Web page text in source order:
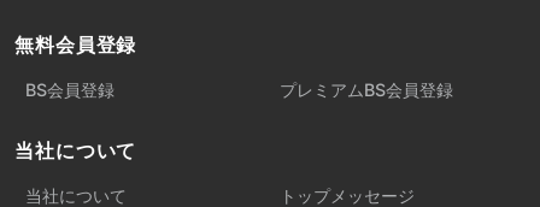
無料会員登録
BS会員登録 プレミアムBS会員登録
当社について
当社について トップメッセージ